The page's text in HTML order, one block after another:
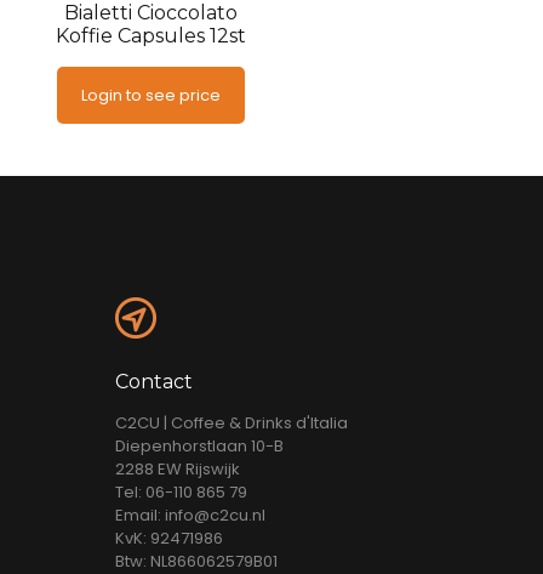
Bialetti Cioccolato
Koffie Capsules 12st
Login to see price
Contact
C2CU | Coffee & Drinks d'Italia
Diepenhorstlaan 10-B
2288 EW Rijswijk
Tel: 06-110 865 79
Email: info@c2cu.nl
KvK: 92471986
Btw: NL866062579B01